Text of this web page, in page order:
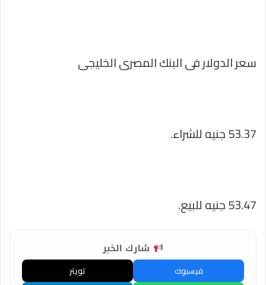
سعر الدولار فى البنك المصرى الخليجى
53.37 جنيه للشراء.
53.47 جنيه للبيع.
شارك الخبر
فيسبوك
تويتر